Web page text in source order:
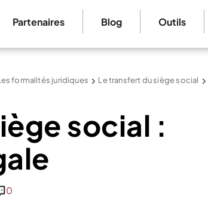
Partenaires Blog Outils
formalités juridiques Le transfert du siège social
social :
0